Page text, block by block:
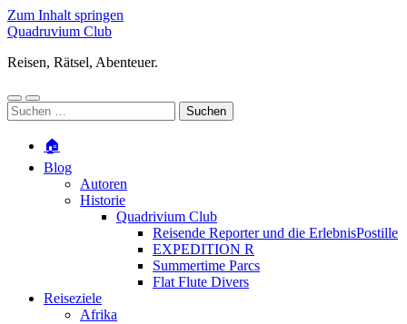
Zum Inhalt springen
Quadruvium Club
Reisen, Rätsel, Abenteuer.
Mobile-
Menü
Suchfeld
ein-/ausblenden
Suchen
nach:
🏠
Blog
Autoren
Historie
Quadrivium Club
Reisende Reporter und die ErlebnisPostille
EXPEDITION R
Summertime Parcs
Flat Flute Divers
Reiseziele
Afrika